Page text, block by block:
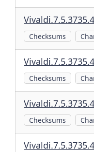
Checksums
Checksums
Checksums